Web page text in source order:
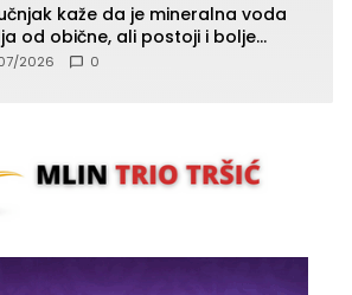
kaže da je mineralna voda
od obične, ali postoji i bolje
2026 0